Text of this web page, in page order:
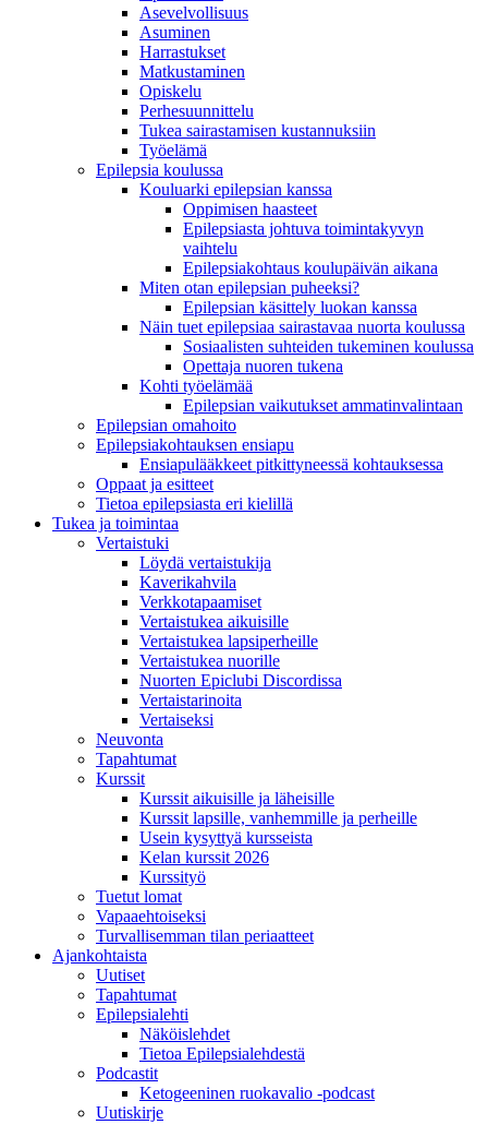
Asevelvollisuus
Asuminen
Harrastukset
Matkustaminen
Opiskelu
Perhesuunnittelu
Tukea sairastamisen kustannuksiin
Työelämä
Epilepsia koulussa
Kouluarki epilepsian kanssa
Oppimisen haasteet
Epilepsiasta johtuva toimintakyvyn
vaihtelu
Epilepsiakohtaus koulupäivän aikana
Miten otan epilepsian puheeksi?
Epilepsian käsittely luokan kanssa
Näin tuet epilepsiaa sairastavaa nuorta koulussa
Sosiaalisten suhteiden tukeminen koulussa
Opettaja nuoren tukena
Kohti työelämää
Epilepsian vaikutukset ammatinvalintaan
Epilepsian omahoito
Epilepsiakohtauksen ensiapu
Ensiapulääkkeet pitkittyneessä kohtauksessa
Oppaat ja esitteet
Tietoa epilepsiasta eri kielillä
Tukea ja toimintaa
Vertaistuki
Löydä vertaistukija
Kaverikahvila
Verkkotapaamiset
Vertaistukea aikuisille
Vertaistukea lapsiperheille
Vertaistukea nuorille
Nuorten Epiclubi Discordissa
Vertaistarinoita
Vertaiseksi
Neuvonta
Tapahtumat
Kurssit
Kurssit aikuisille ja läheisille
Kurssit lapsille, vanhemmille ja perheille
Usein kysyttyä kursseista
Kelan kurssit 2026
Kurssityö
Tuetut lomat
Vapaaehtoiseksi
Turvallisemman tilan periaatteet
Ajankohtaista
Uutiset
Tapahtumat
Epilepsialehti
Näköislehdet
Tietoa Epilepsialehdestä
Podcastit
Ketogeeninen ruokavalio -podcast
Uutiskirje